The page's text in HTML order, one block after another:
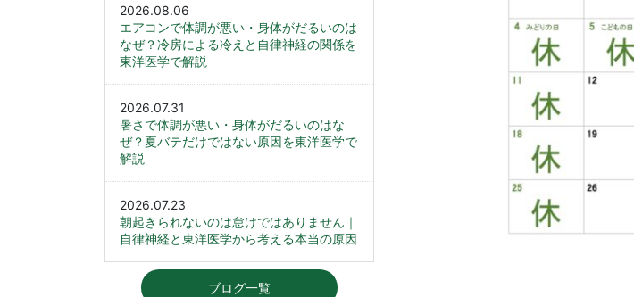
2026.08.06
エアコンで体調が悪い・身体がだるいのは
なぜ？冷房による冷えと自律神経の関係を
東洋医学で解説
2026.07.31
暑さで体調が悪い・身体がだるいのはな
ぜ？夏バテだけではない原因を東洋医学で
解説
2026.07.23
朝起きられないのは怠けではありません｜
自律神経と東洋医学から考える本当の原因
ブログ一覧